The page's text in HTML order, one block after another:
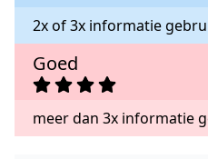
2x of 3x informatie
Goed
meer dan 3x informatie